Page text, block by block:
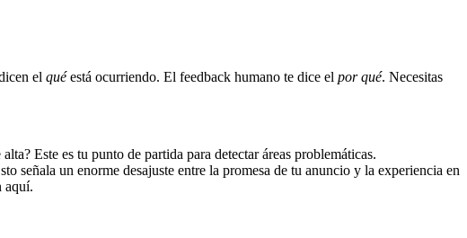
el quéestá ocurriendo. El feedback humano te dice el por qué. Necesitas
Este es tu punto de partida para detectar áreas problemáticas.
señala un enorme desajuste entre la promesa de tu anuncio y la experiencia en
aquí.